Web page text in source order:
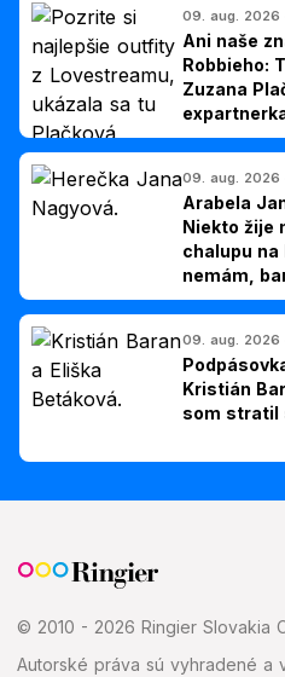
09. aug. 2026
Ani naše
Robbieho:
Zuzana
si TOP
09. aug. 2026
Arabela
Niekto žije
chalupu na
nemám,
Slovákom
09. aug. 2026
Kristián
som stratil
© 2010 - 2026 Ringier Slovakia
Autorské práva sú vyhradené